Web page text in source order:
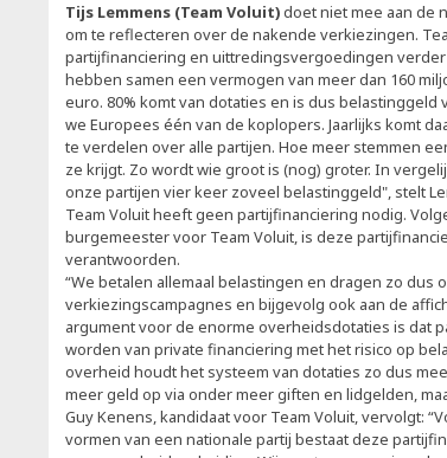
Tijs Lemmens (Team Voluit)doet niet mee aan de
om te reflecteren over de nakende verkiezingen.
partijfinanciering en uittredingsvergoedingen
hebben samen een vermogen van meer dan 160
euro. 80% komt van dotaties en is dus
we Europees één van de koplopers. Jaarlijks komt
te verdelen over alle partijen. Hoe meer stemmen
ze krijgt. Zo wordt wie groot is (nog) groter. In
onze partijen vier keer zoveel belastinggeld", stelt
Team Voluit heeft geen partijfinanciering nodig.
burgemeester voor Team Voluit, is deze
verantwoorden.
“We betalen allemaal belastingen en dragen zo dus
verkiezingscampagnes en bijgevolg ook aan de
argument voor de enorme overheidsdotaties is dat
worden van private financiering met het risico op
overheid houdt het systeem van dotaties zo dus
meer geld op via onder meer giften en lidgelden,
Guy Kenens, kandidaat voor Team Voluit, vervolgt:
vormen van een nationale partij bestaat deze